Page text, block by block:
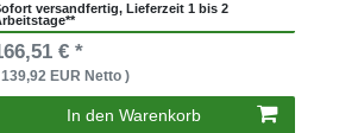
versandfertig, Lieferzeit 1 bis 2
€ *
EUR Netto )
In den Warenkorb